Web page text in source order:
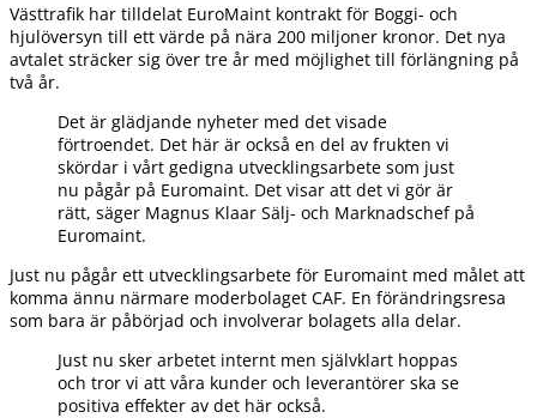
Västtrafik har tilldelat EuroMaint kontrakt för Boggi- och
hjulöversyn till ett värde på nära 200 miljoner kronor. Det nya
avtalet sträcker sig över tre år med möjlighet till förlängning på
två år.
Det är glädjande nyheter med det visade
förtroendet. Det här är också en del av frukten vi
skördar i vårt gedigna utvecklingsarbete som just
nu pågår på Euromaint. Det visar att det vi gör är
rätt, säger Magnus Klaar Sälj- och Marknadschef på
Euromaint.
Just nu pågår ett utvecklingsarbete för Euromaint med målet att
komma ännu närmare moderbolaget CAF. En förändringsresa
som bara är påbörjad och involverar bolagets alla delar.
Just nu sker arbetet internt men självklart hoppas
och tror vi att våra kunder och leverantörer ska se
positiva effekter av det här också.